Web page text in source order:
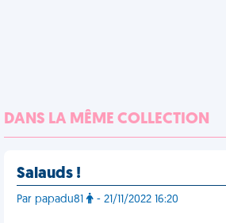
DANS LA MÊME COLLECTION
Salauds !
Par papadu81 - 21/11/2022 16:20